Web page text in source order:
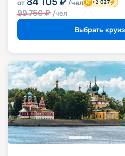
от /чел
99 750₽ /чел
+2 027
Выбрать круиз